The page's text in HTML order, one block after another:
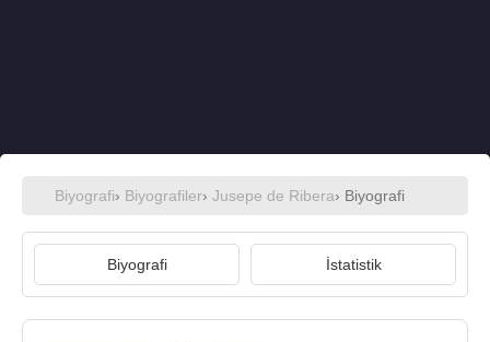
Biyografi› Biyografiler› Jusepe de Ribera› Biyografi
Biyografi İstatistik